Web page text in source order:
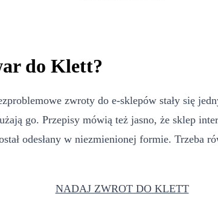
do Klett?
zwroty do e-sklepów stały się
go. Przepisy mówią też jasno, że sklep
odesłany w niezmienionej formie. Trzeba
NADAJ ZWROT DO KLETT